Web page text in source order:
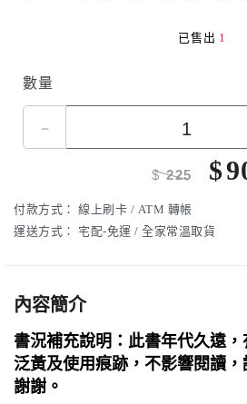
已售出 1
數量
-
$225 $
付款方式： 線上刷卡 / ATM 轉帳
運送方式：
宅配-免運 / 全家常溫取貨
內容簡介
書況補充說明：此書年代久遠
泛黃及使用痕跡，不影響閱讀，
謝謝。